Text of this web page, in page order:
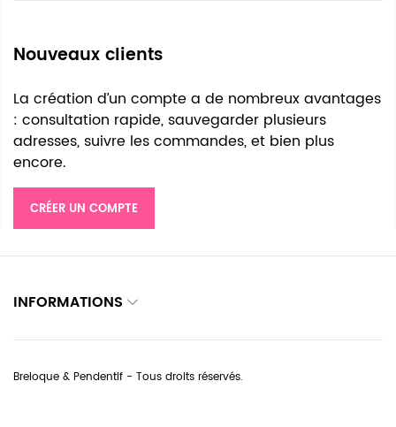
Nouveaux clients
La création d’un compte a de nombreux avantages
: consultation rapide, sauvegarder plusieurs
adresses, suivre les commandes, et bien plus
encore.
CRÉER UN COMPTE
INFORMATIONS
Breloque & Pendentif - Tous droits réservés.